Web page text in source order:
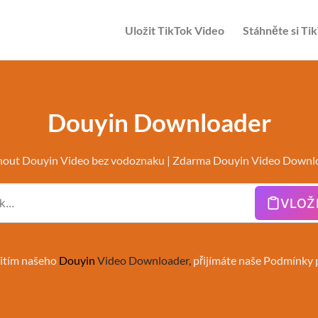
Uložit TikTok Video Stáhněte si
Douyin Downloader
Douyin Video bez vodoznaku | Zdarma Douyin Video
našeho Douyin Video Downloader,přijímáte naše Podmínky